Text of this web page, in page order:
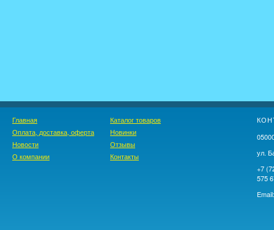
Главная
Оплата, доставка, оферта
Новости
О компании
Каталог товаров
Новинки
Отзывы
Контакты
ул.
+7
575
Email: